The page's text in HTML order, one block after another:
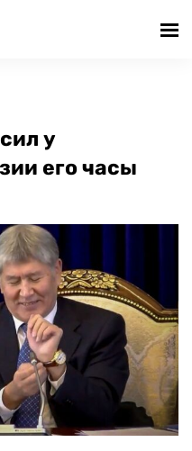
у
его часы